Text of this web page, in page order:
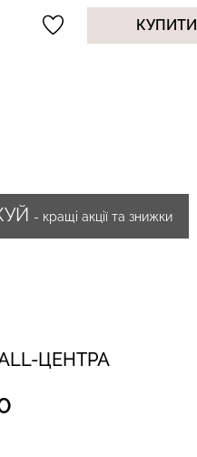
КУПИТИ
- кращі акції та знижки
ЦЕНТРА